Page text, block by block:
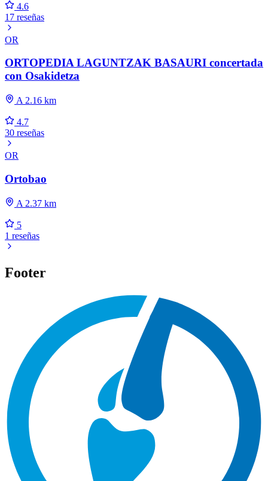
4.6
17 reseñas
OR
ORTOPEDIA LAGUNTZAK BASAURI concertada
con Osakidetza
A 2.16 km
4.7
30 reseñas
OR
Ortobao
A 2.37 km
5
1 reseñas
Footer